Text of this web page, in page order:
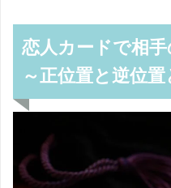
恋人カードで相
～正位置と逆位置